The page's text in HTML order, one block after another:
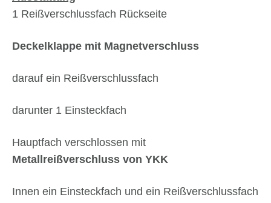
1 Reißverschlussfach Rückseite
Deckelklappe mit Magnetverschluss
darauf ein Reißverschlussfach
darunter 1 Einsteckfach
Hauptfach verschlossen mit
Metallreißverschluss von YKK
Innen ein Einsteckfach und ein Reißverschlussfach